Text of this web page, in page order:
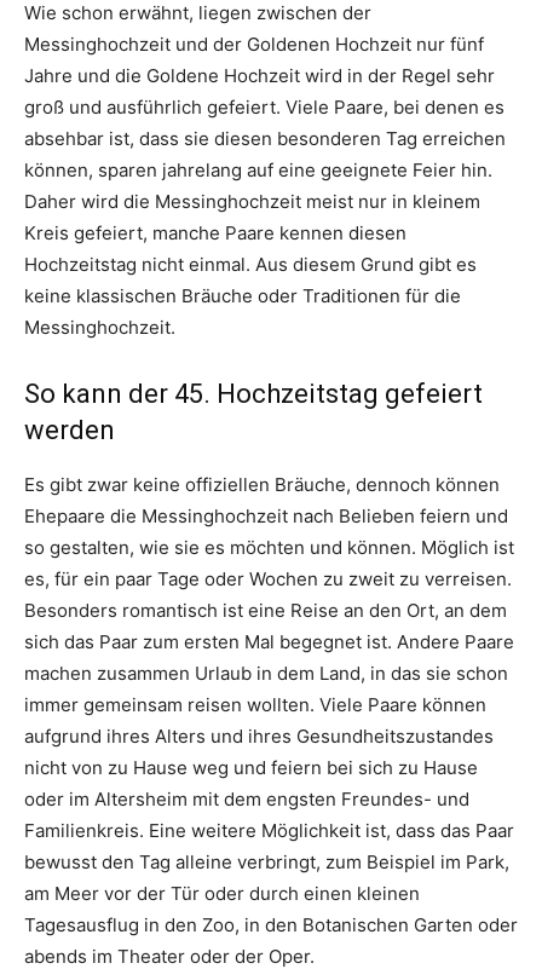
Wie schon erwähnt, liegen zwischen der
Messinghochzeit und der Goldenen Hochzeit nur fünf
Jahre und die Goldene Hochzeit wird in der Regel sehr
groß und ausführlich gefeiert. Viele Paare, bei denen es
absehbar ist, dass sie diesen besonderen Tag erreichen
können, sparen jahrelang auf eine geeignete Feier hin.
Daher wird die Messinghochzeit meist nur in kleinem
Kreis gefeiert, manche Paare kennen diesen
Hochzeitstag nicht einmal. Aus diesem Grund gibt es
keine klassischen Bräuche oder Traditionen für die
Messinghochzeit.
So kann der 45. Hochzeitstag gefeiert
werden
Es gibt zwar keine offiziellen Bräuche, dennoch können
Ehepaare die Messinghochzeit nach Belieben feiern und
so gestalten, wie sie es möchten und können. Möglich ist
es, für ein paar Tage oder Wochen zu zweit zu verreisen.
Besonders romantisch ist eine Reise an den Ort, an dem
sich das Paar zum ersten Mal begegnet ist. Andere Paare
machen zusammen Urlaub in dem Land, in das sie schon
immer gemeinsam reisen wollten. Viele Paare können
aufgrund ihres Alters und ihres Gesundheitszustandes
nicht von zu Hause weg und feiern bei sich zu Hause
oder im Altersheim mit dem engsten Freundes- und
Familienkreis. Eine weitere Möglichkeit ist, dass das Paar
bewusst den Tag alleine verbringt, zum Beispiel im Park,
am Meer vor der Tür oder durch einen kleinen
Tagesausflug in den Zoo, in den Botanischen Garten oder
abends im Theater oder der Oper.